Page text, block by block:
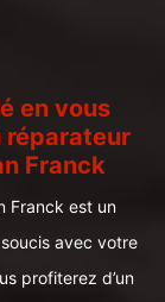
en vous
réparateur
Franck
Franck est un
avec votre
profiterez d’un